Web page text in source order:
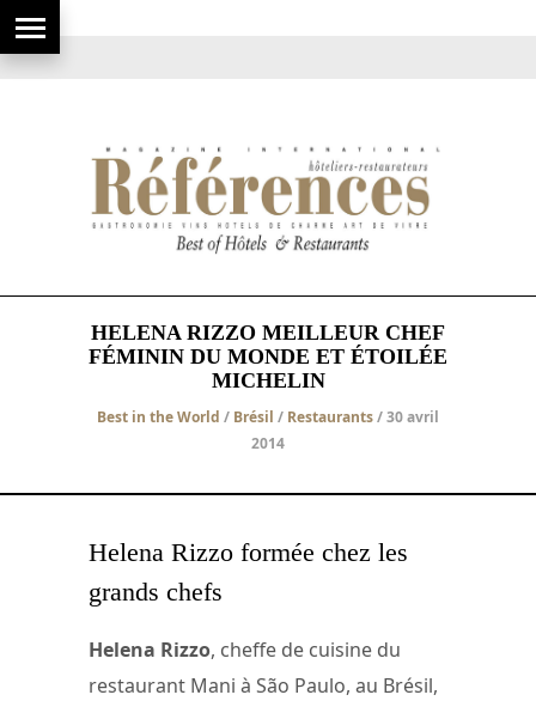
HELENA RIZZO MEILLEUR CHEF
FÉMININ DU MONDE ET ÉTOILÉE
MICHELIN
Best in the World / Brésil / Restaurants/ 30 avril
2014
Helena Rizzo formée chez les
grands chefs
Helena Rizzo, cheffe de cuisine du
restaurant Mani à São Paulo, au Brésil,